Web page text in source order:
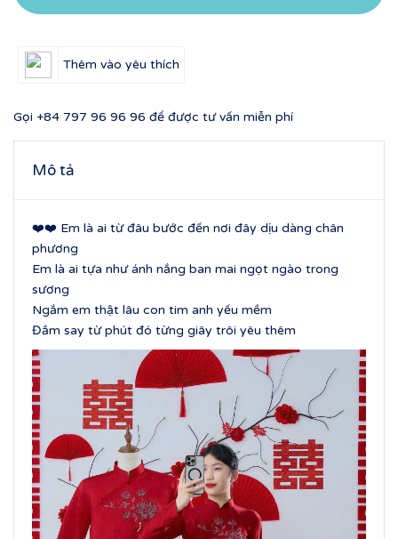
Thêm vào yêu thích
Gọi +84 797 96 96 96 để được tư vấn miễn phí
Mô tả
❤️❤️ Em là ai từ đâu bước đến nơi đây dịu dàng chân
phương
Em là ai tựa như ánh nắng ban mai ngọt ngào trong
sương
Ngắm em thật lâu con tim anh yếu mềm
Đắm say từ phút đó từng giây trôi yêu thêm